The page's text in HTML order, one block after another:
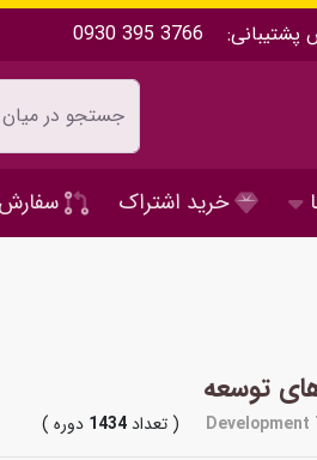
پشتیبانی: 0930 395 3766
خرید اشتراک
توسعه
Development ( تعداد1434 دوره )